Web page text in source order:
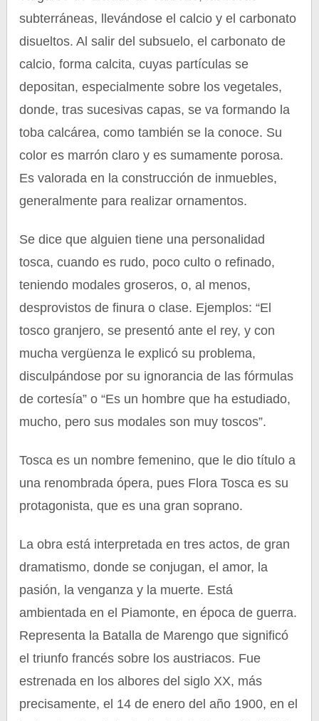
subterráneas, llevándose el calcio y el carbonato
disueltos. Al salir del subsuelo, el carbonato de
calcio, forma calcita, cuyas partículas se
depositan, especialmente sobre los vegetales,
donde, tras sucesivas capas, se va formando la
toba calcárea, como también se la conoce. Su
color es marrón claro y es sumamente porosa.
Es valorada en la construcción de inmuebles,
generalmente para realizar ornamentos.
Se dice que alguien tiene una personalidad
tosca, cuando es rudo, poco culto o refinado,
teniendo modales groseros, o, al menos,
desprovistos de finura o clase. Ejemplos: “El
tosco granjero, se presentó ante el rey, y con
mucha vergüenza le explicó su problema,
disculpándose por su ignorancia de las fórmulas
de cortesía” o “Es un hombre que ha estudiado,
mucho, pero sus modales son muy toscos”.
Tosca es un nombre femenino, que le dio título a
una renombrada ópera, pues Flora Tosca es su
protagonista, que es una gran soprano.
La obra está interpretada en tres actos, de gran
dramatismo, donde se conjugan, el amor, la
pasión, la venganza y la muerte. Está
ambientada en el Piamonte, en época de guerra.
Representa la Batalla de Marengo que significó
el triunfo francés sobre los austriacos. Fue
estrenada en los albores del siglo XX, más
precisamente, el 14 de enero del año 1900, en el